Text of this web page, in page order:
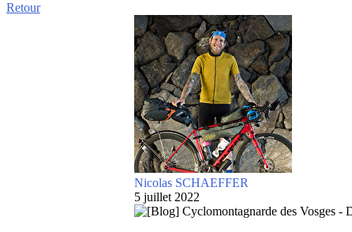
Retour
Nicolas SCHAEFFER
5 juillet 2022